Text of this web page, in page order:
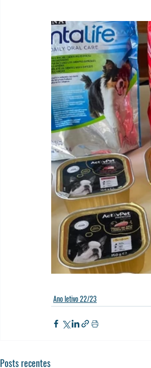
Ano letivo 22/23
Posts recentes